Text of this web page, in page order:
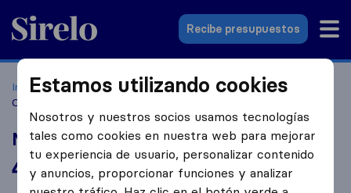
Sirelo.es
Recibe presupuestos
Inicio Empresas de mudanzas Mieres
Mudanzas El
Chapo
Mudanzas El Chapo
4,6 basado en
reseñas de Sirelo y Google
i
Estamos utilizando cookies
Nosotros y nuestros socios usamos tecnologías
tales como cookies en nuestra web para mejorar
tu experiencia de usuario, personalizar contenido
y anuncios, proporcionar funciones y analizar